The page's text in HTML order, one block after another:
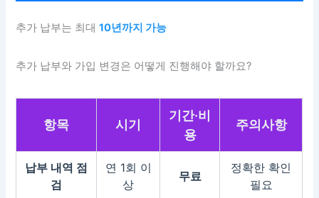
추가 납부는 최대10년까지 가능
추가 납부와 가입 변경은 어떻게 진행해야 할까요?
항목 시기
기간·비
용
주의사항
납부 내역 점
검
연 1회 이
상
무료
정확한 확인
필요